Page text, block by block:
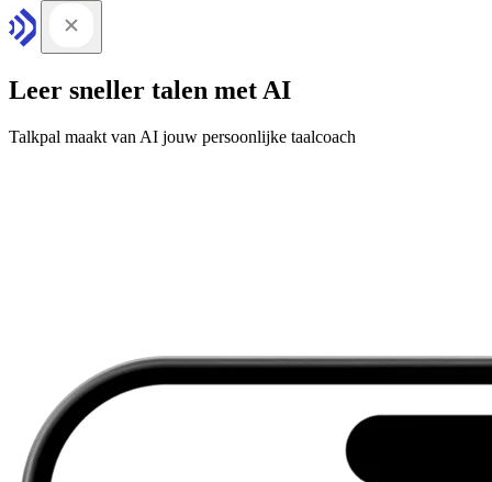
Leer sneller talen met AI
Talkpal maakt van AI jouw persoonlijke taalcoach